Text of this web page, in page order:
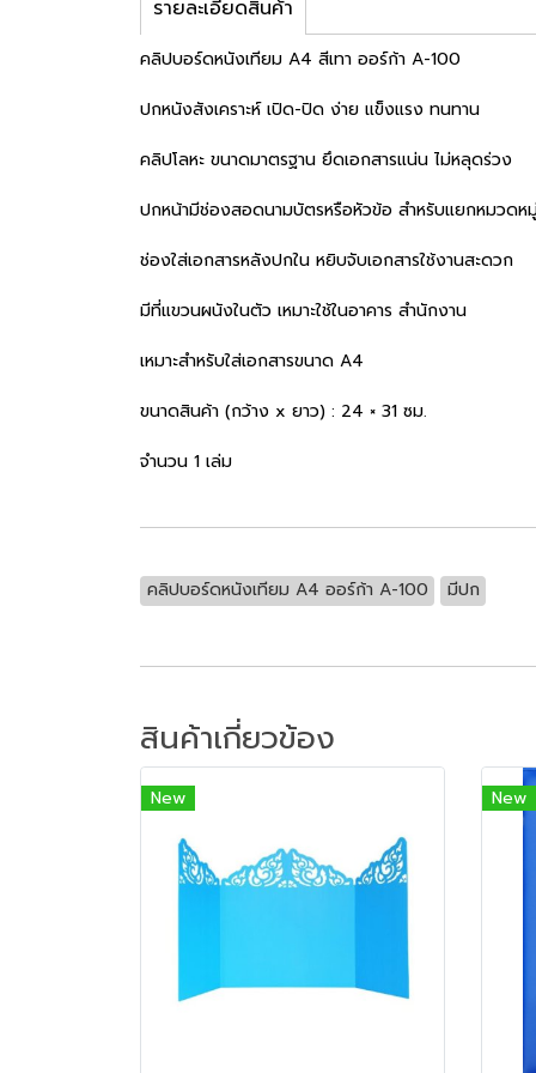
รายละเอียดสินค้า
คลิปบอร์ดหนังเทียม A4 สีเทา ออร์ก้า A-100
ปกหนังสังเคราะห์ เปิด-ปิด ง่าย แข็งแรง ทนทาน
คลิปโลหะ ขนาดมาตรฐาน ยึดเอกสารแน่น ไม่หลุดร่วง
ปกหน้ามีช่องสอดนามบัตรหรือหัวข้อ สำหรับแยกหมวดห
ช่องใส่เอกสารหลังปกใน หยิบจับเอกสารใช้งานสะดวก
มีที่แขวนผนังในตัว เหมาะใช้ในอาคาร สำนักงาน
เหมาะสำหรับใส่เอกสารขนาด A4
ขนาดสินค้า (กว้าง x ยาว) : 24 × 31 ซม.
จำนวน 1 เล่ม
คลิปบอร์ดหนังเทียม A4 ออร์ก้า A-100 มีปก
สินค้าเกี่ยวข้อง
New New